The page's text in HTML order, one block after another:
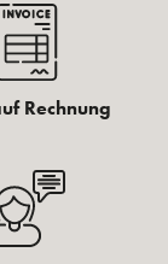
Rechnung